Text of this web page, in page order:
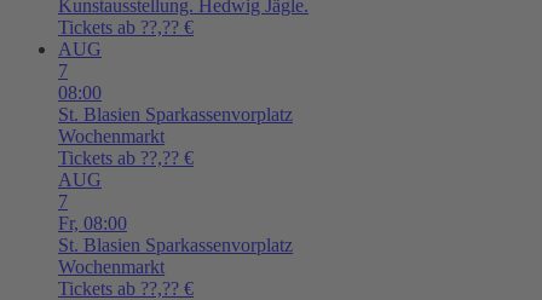
Kunstausstellung. Hedwig Jägle.
Tickets ab ??,?? €
AUG
7
08:00
St. Blasien Sparkassenvorplatz
Wochenmarkt
Tickets ab ??,?? €
AUG
7
Fr, 08:00
St. Blasien Sparkassenvorplatz
Wochenmarkt
Tickets ab ??,?? €